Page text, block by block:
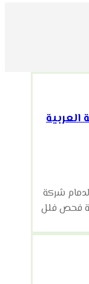
العربية
شركة
فحص فلل